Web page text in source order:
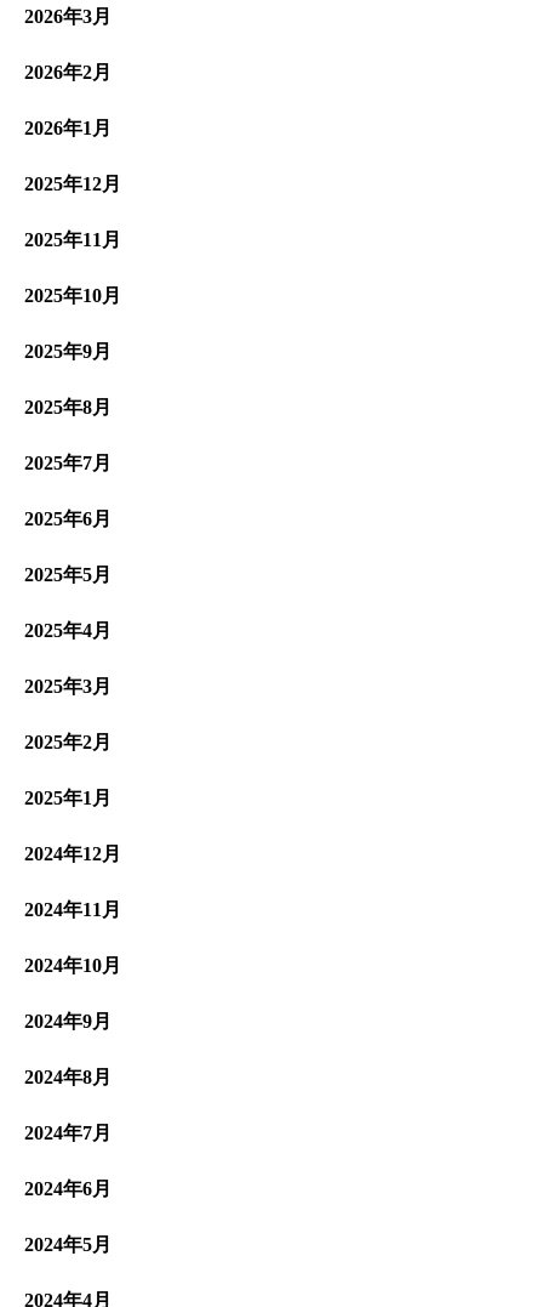
2026年3月
2026年2月
2026年1月
2025年12月
2025年11月
2025年10月
2025年9月
2025年8月
2025年7月
2025年6月
2025年5月
2025年4月
2025年3月
2025年2月
2025年1月
2024年12月
2024年11月
2024年10月
2024年9月
2024年8月
2024年7月
2024年6月
2024年5月
2024年4月